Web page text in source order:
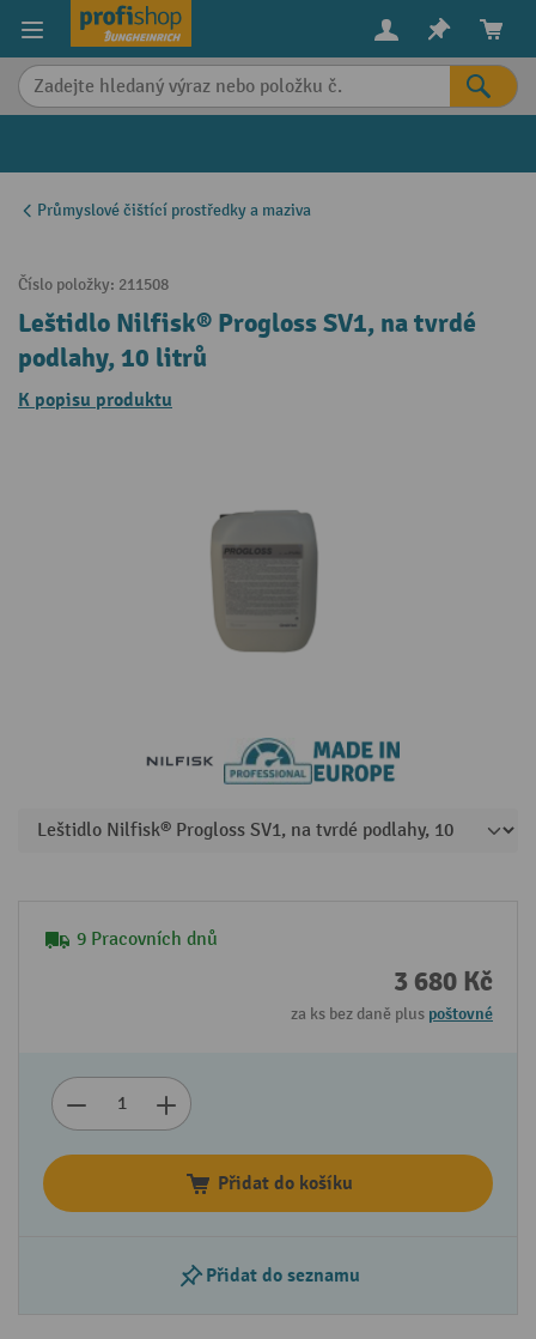
content
Průmyslové čištící prostředky a maziva
Číslo položky: 211508
Leštidlo Nilfisk® Progloss SV1, na tvrdé
podlahy, 10 litrů
K popisu produktu
9 Pracovních dnů
3 680 Kč
za ks bez daně plus poštovné
Přidat do košíku
Přidat do seznamu